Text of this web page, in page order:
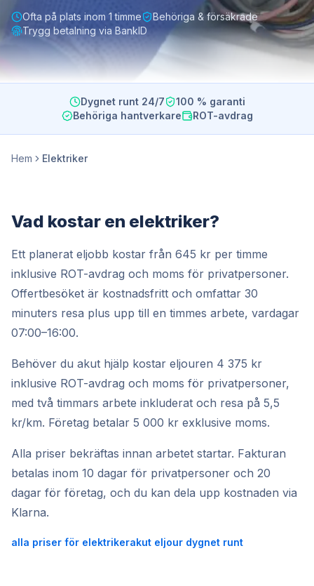
Ofta på plats inom 1 timme
Behöriga & försäkrade
Trygg betalning via BankID
Dygnet runt 24/7
100 % garanti
Behöriga hantverkare
ROT-avdrag
Hem Elektriker
Vad kostar en elektriker?
Ett planerat eljobb kostar från 645 kr per timme
inklusive ROT-avdrag och moms för privatpersoner.
Offertbesöket är kostnadsfritt och omfattar 30
minuters resa plus upp till en timmes arbete, vardagar
07:00–16:00.
Behöver du akut hjälp kostar eljouren 4 375 kr
inklusive ROT-avdrag och moms för privatpersoner,
med två timmars arbete inkluderat och resa på 5,5
kr/km. Företag betalar 5 000 kr exklusive moms.
Alla priser bekräftas innan arbetet startar. Fakturan
betalas inom 10 dagar för privatpersoner och 20
dagar för företag, och du kan dela upp kostnaden via
Klarna.
alla priser för elektrikerakut eljour dygnet runt